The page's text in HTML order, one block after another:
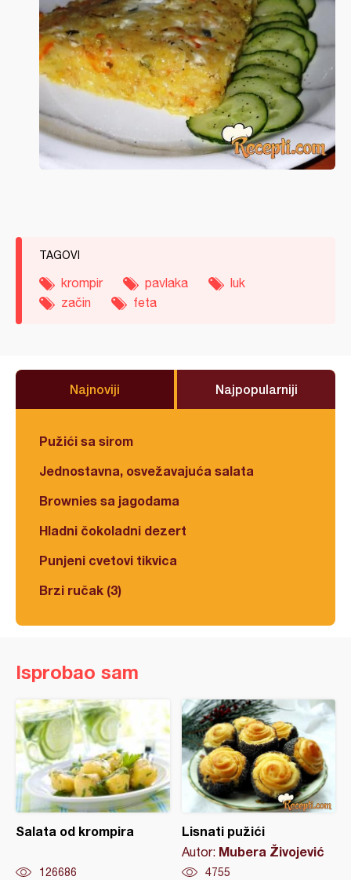
TAGOVI
krompir pavlaka
luk
začin
feta
Najnoviji Najpopularniji
Pužići sa sirom
Jednostavna, osvežavajuća salata
Brownies sa jagodama
Hladni čokoladni dezert
Punjeni cvetovi tikvica
Brzi ručak (3)
Isprobao sam
Salata od krompira
126686
Lisnati pužići
Autor: Mubera Živojević
4755